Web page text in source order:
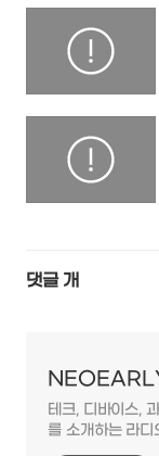
댓글 개
테크, 디바이스,
를 소개하는 라디